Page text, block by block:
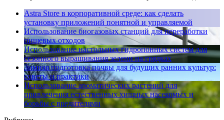
Astra Store в корпоративной среде: как сделать
установку приложений понятной и управляемой
Использование биогазовых станций для переработки
пищевых отходов
Использование настольных гидропонных систем для
сезонного выращивания зелени на грядках
Зимняя подготовка почвы для будущих ранних культур:
советы и практики
Использование ароматических растений для
привлечения естественных хищных насекомых и
борьбы с вредителями